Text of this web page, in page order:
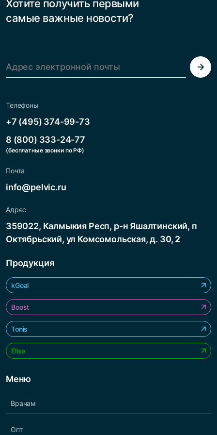
взять ситуацию под контроль
нередко […]
Хотите получить первыми
самые важные новости?
Меню
Врачам
Опт
Продукция
kGoal
Boost
Tonis
Elise
Адрес
359022, Калмыкия Респ, р-н Яшалтинский, п
Октябрьский, ул Комсомольская, д. 30, 2
Телефоны
+7 (495) 374-99-73
8 (800) 333-24-77
(бесплатные звонки по РФ)
Почта
info@pelvic.ru